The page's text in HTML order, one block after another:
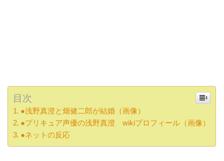
目次
●浅野真澄と畑健二郎が結婚（画像）
●プリキュア声優の浅野真澄 wikiプロフィール（画像）
●ネットの反応